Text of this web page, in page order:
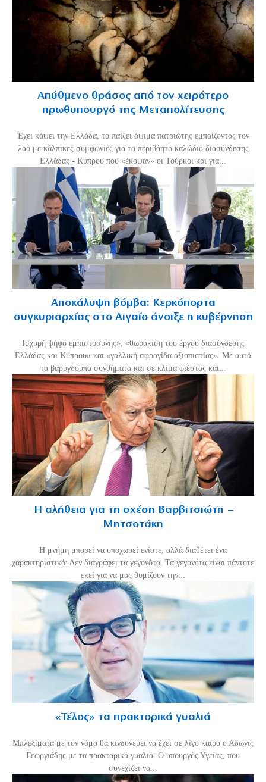
Απύθμενο θράσος από τον χειρότερο
πρωθυπουργό της Μεταπολίτευσης
Έχει κάψει την Ελλάδα, το παίζει όψιμα πατριώτης εμπαίζοντας τον
λαό με κάλπικες συμφωνίες για το περιβόητο καλώδιο διασύνδεσης
Ελλάδας - Κύπρου που «έκοψαν» οι Τούρκοι και για...
Αποκάλυψη βόμβα: Κερκόπορτα
συγκυριαρχίας στο Αιγαίο άνοιξε η κυβέρνηση
Ισχυρή ψήφο εμπιστοσύνης», «θωράκιση του έργου διασύνδεσης
Ελλάδας και Κύπρου» και «γαλλική σφραγίδα αξιοπιστίας». Με αυτά
τα βαρύγδουπα συνθήματα και σε κλίμα φιέστας και...
Η αλήθεια για τη σχέση Βαρβιτσιώτη –
Μητσοτάκη
H μνήμη μπορεί να υποχωρεί ενίοτε, αλλά διαθέτει ένα
χαρακτηριστικό: Δεν διαγράφει τα γεγονότα. Τα γεγονότα είναι πάντοτε
εκεί για να μας θυμίζουν την...
«Τέλος» τα πρακτορικά γυαλιά
Μπλεξίματα με τον νόμο θα κινδυνεύει να έχει σε λίγο καιρό ο Αδωνις
Γεωργιάδης με τα πρακτορικά γυαλιά. Ο υπουργός Υγείας, που
συνεχίζει να...